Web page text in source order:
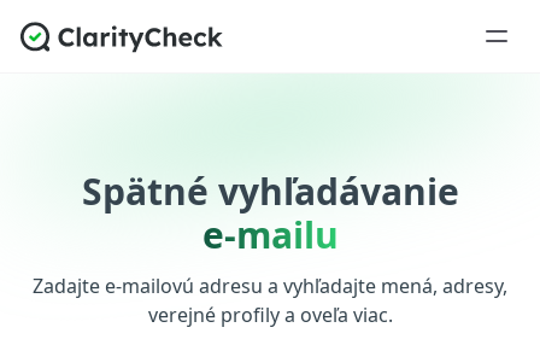
Spätné vyhľadávanie
e-mailu
Zadajte e-mailovú adresu a vyhľadajte mená, adresy,
verejné profily a oveľa viac.